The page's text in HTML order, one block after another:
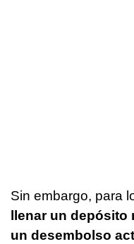
Sin embargo, para
llenar un depósito
un desembolso